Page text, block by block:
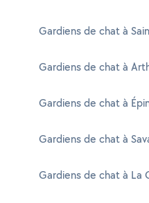
Gardiens de chat à
Gardiens de chat à
Gardiens de chat à
Gardiens de chat à
Gardiens de chat à La